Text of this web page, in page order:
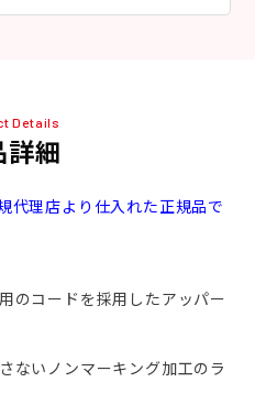
Details
詳細
代理店より仕入れた正規品で
のコードを採用したアッパー
ないノンマーキング加工のラ